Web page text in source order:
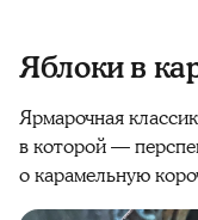
Яблоки в
Ярмарочная
в которой —
о карамельную